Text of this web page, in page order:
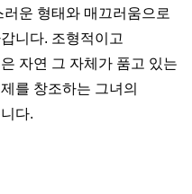
운 형태와 매끄러움으로
니다. 조형적이고
자연 그 자체가 품고 있는
를 창조하는 그녀의
다.